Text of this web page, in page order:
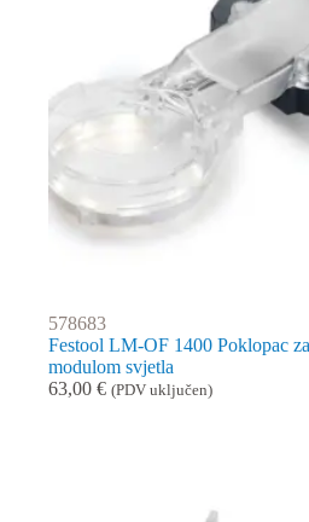
578683
Festool LM-OF 1400 Poklopac
modulom svjetla
63,00 € (PDV uključen)